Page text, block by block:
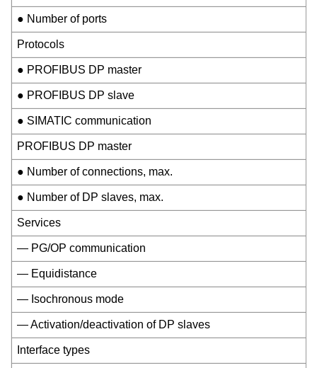
● Number of ports
Protocols
● PROFIBUS DP master
● PROFIBUS DP slave
● SIMATIC communication
PROFIBUS DP master
● Number of connections, max.
● Number of DP slaves, max.
Services
— PG/OP communication
— Equidistance
— Isochronous mode
— Activation/deactivation of DP slaves
Interface types